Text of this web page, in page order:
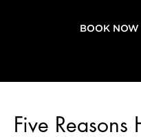
BOOK NOW
Five Reasons